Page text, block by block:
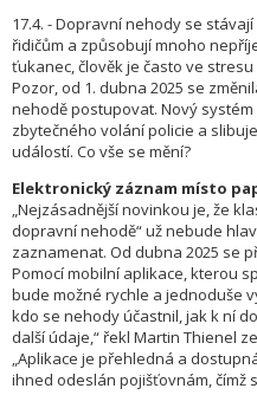
17.4. - Dopravní nehody se
řidičům a způsobují mnoho
ťukanec, člověk je často ve
Pozor, od 1. dubna 2025 se
nehodě postupovat. Nový
zbytečného volání policie a
událostí. Co vše se mění?
Elektronický záznam místo
„Nejzásadnější novinkou je, že
dopravní nehodě“ už nebude
zaznamenat. Od dubna 2025 se
Pomocí mobilní aplikace, kterou
bude možné rychle a jednoduše
kdo se nehody účastnil, jak k ní
další údaje,“ řekl Martin Thienel
„Aplikace je přehledná a
ihned odeslán pojišťovnám, čímž